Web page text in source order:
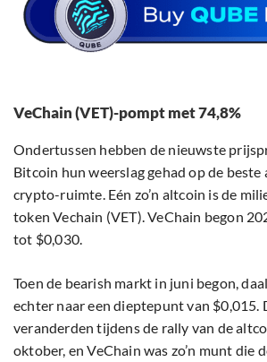
VeChain (VET)-pompt met 74,8%
Ondertussen hebben de nieuwste
Bitcoin hun weerslag gehad op de beste
crypto-ruimte. Eén zo’n altcoin is de
token Vechain (VET). VeChain begon
tot $0,030.
Toen de bearish markt in juni begon,
echter naar een dieptepunt van $0,015.
veranderden tijdens de rally van de
oktober, en VeChain was zo’n munt die